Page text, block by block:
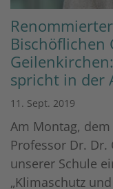
Bischöflichen
spricht in der
11. Sept. 2019
Am Montag,
Professor Dr.
unserer Schule
„Klimaschutz